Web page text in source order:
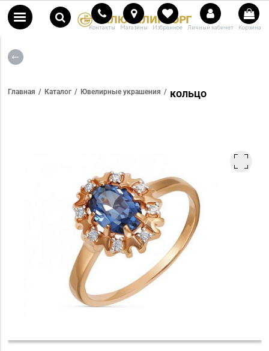
Контакты Магазины Избранное Личный кабинет Корзина
Главная Каталог Ювелирные украшения кольцо